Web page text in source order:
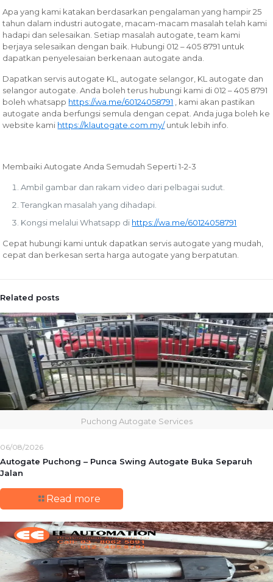
Apa yang kami katakan berdasarkan pengalaman yang hampir 25
tahun dalam industri autogate, macam-macam masalah telah kami
hadapi dan selesaikan. Setiap masalah autogate, team kami
berjaya selesaikan dengan baik. Hubungi 012 – 405 8791 untuk
dapatkan penyelesaian berkenaan autogate anda.
Dapatkan servis autogate KL, autogate selangor, KL autogate dan
selangor autogate. Anda boleh terus hubungi kami di 012 – 405 8791
boleh whatsapp https://wa.me/60124058791
, kami akan pastikan
autogate anda berfungsi semula dengan cepat. Anda juga boleh ke
website kami https://klautogate.com.my/ untuk lebih info.
Membaiki Autogate Anda Semudah Seperti 1-2-3
Ambil gambar dan rakam video dari pelbagai sudut.
Terangkan masalah yang dihadapi.
Kongsi melalui Whatsapp di https://wa.me/60124058791
Cepat hubungi kami untuk dapatkan servis autogate yang mudah,
cepat dan berkesan serta harga autogate yang berpatutan.
Related posts
Puchong Autogate Services
06/08/2026
Autogate Puchong – Punca Swing Autogate Buka Separuh
Jalan
Read more